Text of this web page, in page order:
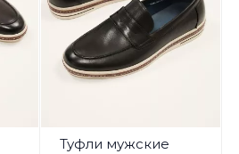
Туфли мужские